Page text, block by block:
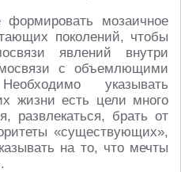
формировать мозаичное
поколений, чтобы
явлений внутри
с объемлющими
указывать
жизни есть цели много
развлекаться, брать от
«существующих»,
на то, что мечты